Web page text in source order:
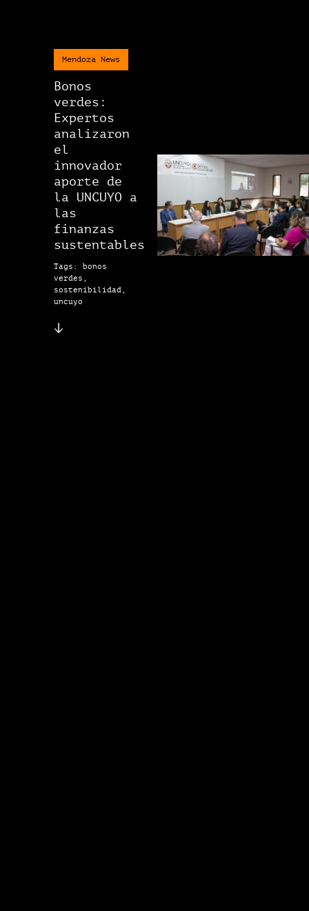
Mendoza News
Bonos
verdes:
Expertos
analizaron
el
innovador
aporte de
la UNCUYO a
las
finanzas
sustentables
Tags: bonos
verdes,
sostenibilidad,
uncuyo